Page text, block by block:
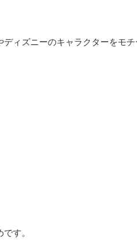
ィズニーのキャラクターをモ
す。